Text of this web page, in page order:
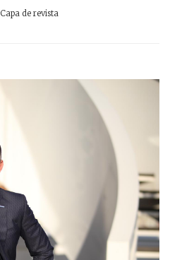
Capa de revista